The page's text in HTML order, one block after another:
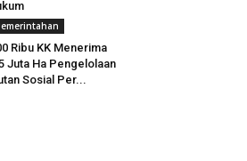
Ribu KK Menerima
Juta Ha Pengelolaan
Sosial Per...